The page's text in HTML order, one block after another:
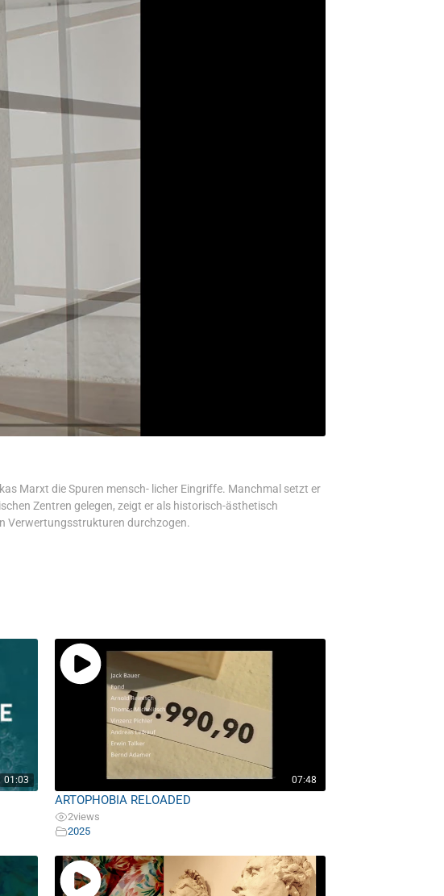
Marxt die Spuren mensch- licher Eingriffe. Manchmal setzt er
Zentren gelegen, zeigt er als historisch-ästhetisch
Verwertungsstrukturen durchzogen.
01:03 07:48
ARTOPHOBIA RELOADED
2views
2025